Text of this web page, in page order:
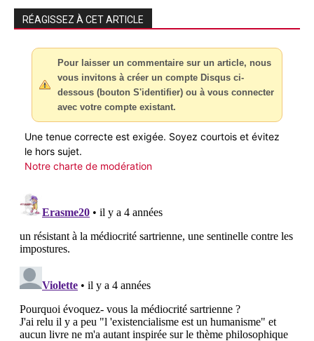
RÉAGISSEZ À CET ARTICLE
Pour laisser un commentaire sur un article, nous
vous invitons à créer un compte Disqus ci-
dessous (bouton S'identifier) ou à vous connecter
avec votre compte existant.
Une tenue correcte est exigée. Soyez courtois et évitez
le hors sujet.
Notre charte de modération